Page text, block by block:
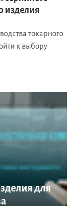
изделия
токарного
к выбору
для